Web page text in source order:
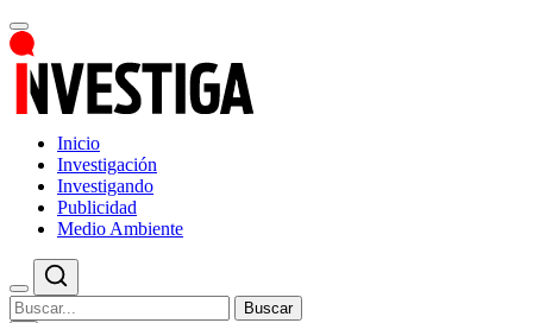
Inicio
Investigación
Investigando
Publicidad
Medio Ambiente
Buscar